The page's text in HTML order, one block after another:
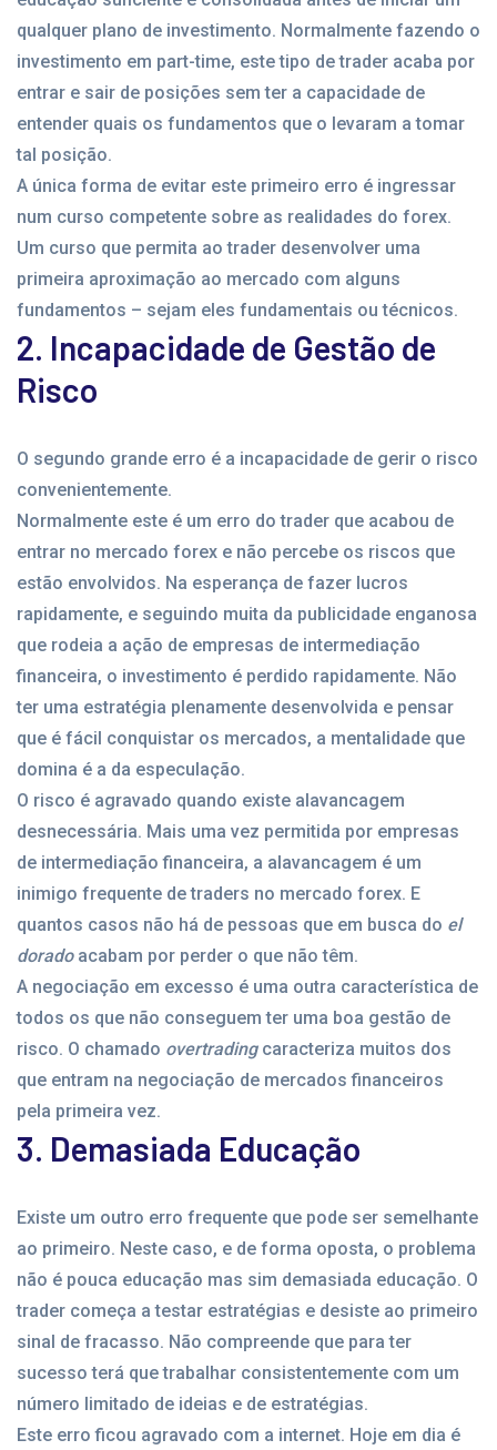
qualquer plano de investimento. Normalmente fazendo o
investimento em part-time, este tipo de trader acaba por
entrar e sair de posições sem ter a capacidade de
entender quais os fundamentos que o levaram a tomar
tal posição.
A única forma de evitar este primeiro erro é ingressar
num curso competente sobre as realidades do forex.
Um curso que permita ao trader desenvolver uma
primeira aproximação ao mercado com alguns
fundamentos – sejam eles fundamentais ou técnicos.
2. Incapacidade de Gestão de
Risco
O segundo grande erro é a incapacidade de gerir o risco
convenientemente.
Normalmente este é um erro do trader que acabou de
entrar no mercado forex e não percebe os riscos que
estão envolvidos. Na esperança de fazer lucros
rapidamente, e seguindo muita da publicidade enganosa
que rodeia a ação de empresas de intermediação
financeira, o investimento é perdido rapidamente. Não
ter uma estratégia plenamente desenvolvida e pensar
que é fácil conquistar os mercados, a mentalidade que
domina é a da especulação.
O risco é agravado quando existe alavancagem
desnecessária. Mais uma vez permitida por empresas
de intermediação financeira, a alavancagem é um
inimigo frequente de traders no mercado forex. E
quantos casos não há de pessoas que em busca do el
doradoacabam por perder o que não têm.
A negociação em excesso é uma outra característica de
todos os que não conseguem ter uma boa gestão de
risco. O chamado overtradingcaracteriza muitos dos
que entram na negociação de mercados financeiros
pela primeira vez.
3. Demasiada Educação
Existe um outro erro frequente que pode ser semelhante
ao primeiro. Neste caso, e de forma oposta, o problema
não é pouca educação mas sim demasiada educação. O
trader começa a testar estratégias e desiste ao primeiro
sinal de fracasso. Não compreende que para ter
sucesso terá que trabalhar consistentemente com um
número limitado de ideias e de estratégias.
Este erro ficou agravado com a internet. Hoje em dia é